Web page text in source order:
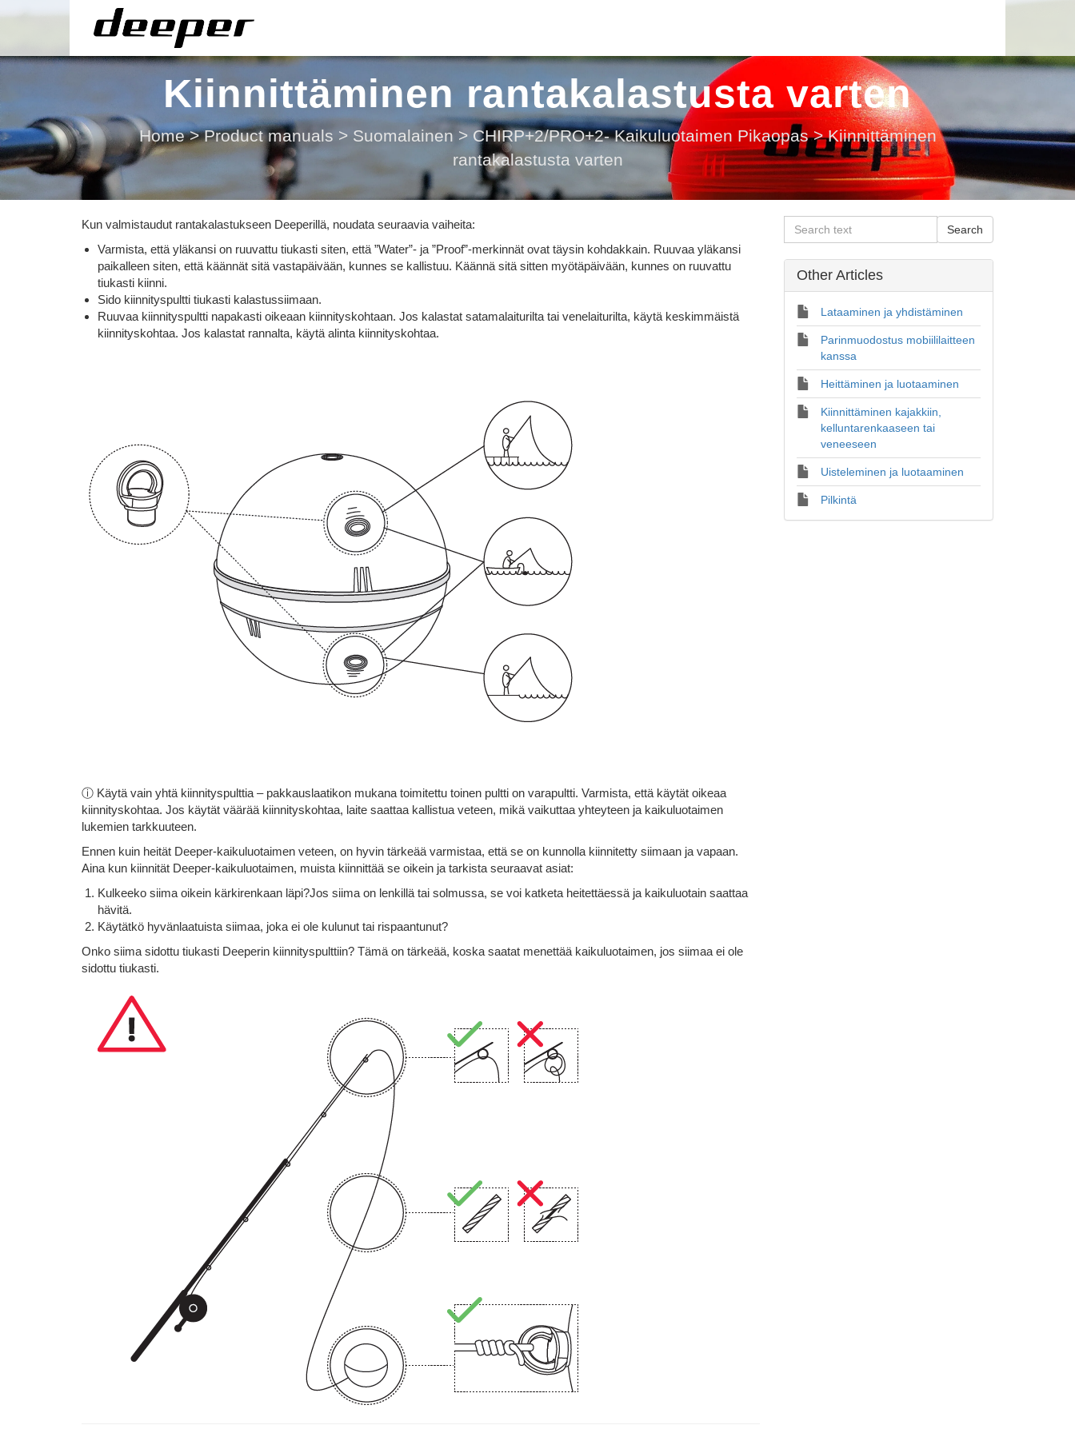
Kiinnittäminen rantakalastusta varten
Home > Product manuals > Suomalainen > CHIRP+2/PRO+2- Kaikuluotaimen Pikaopas > Kiinnittäminen
rantakalastusta varten
Kun valmistaudut rantakalastukseen Deeperillä, noudata seuraavia vaiheita:
Varmista, että yläkansi on ruuvattu tiukasti siten, että ”Water”- ja ”Proof”-merkinnät ovat täysin kohdakkain. Ruuvaa yläkansi
paikalleen siten, että käännät sitä vastapäivään, kunnes se kallistuu. Käännä sitä sitten myötäpäivään, kunnes on ruuvattu
tiukasti kiinni.
Sido kiinnityspultti tiukasti kalastussiimaan.
Ruuvaa kiinnityspultti napakasti oikeaan kiinnityskohtaan. Jos kalastat satamalaiturilta tai venelaiturilta, käytä keskimmäistä
kiinnityskohtaa. Jos kalastat rannalta, käytä alinta kiinnityskohtaa.
ⓘ Käytä vain yhtä kiinnityspulttia – pakkauslaatikon mukana toimitettu toinen pultti on varapultti. Varmista, että käytät oikeaa
kiinnityskohtaa. Jos käytät väärää kiinnityskohtaa, laite saattaa kallistua veteen, mikä vaikuttaa yhteyteen ja kaikuluotaimen
lukemien tarkkuuteen.
Ennen kuin heität Deeper-kaikuluotaimen veteen, on hyvin tärkeää varmistaa, että se on kunnolla kiinnitetty siimaan ja vapaan.
Aina kun kiinnität Deeper-kaikuluotaimen, muista kiinnittää se oikein ja tarkista seuraavat asiat:
Kulkeeko siima oikein kärkirenkaan läpi?Jos siima on lenkillä tai solmussa, se voi katketa heitettäessä ja kaikuluotain saattaa
hävitä.
Käytätkö hyvänlaatuista siimaa, joka ei ole kulunut tai rispaantunut?
Onko siima sidottu tiukasti Deeperin kiinnityspulttiin? Tämä on tärkeää, koska saatat menettää kaikuluotaimen, jos siimaa ei ole
sidottu tiukasti.
Other Articles
Lataaminen ja yhdistäminen
Parinmuodostus mobiililaitteen
kanssa
Heittäminen ja luotaaminen
Kiinnittäminen kajakkiin,
kelluntarenkaaseen tai
veneeseen
Uisteleminen ja luotaaminen
Pilkintä